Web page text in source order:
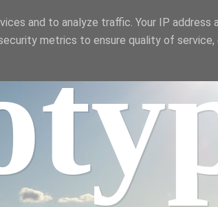
and to analyze traffic. Your IP address
metrics to ensure quality of service,